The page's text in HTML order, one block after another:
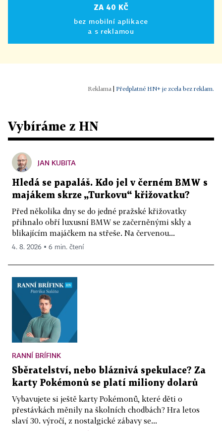
ZA 40 KČ
bez mobilní aplikace
a s reklamou
Předplatné HN+ je zcela bez reklam.
Vybíráme z HN
JAN KUBITA
Hledá se papaláš. Kdo jel v černém BMW s
majákem skrze „Turkovu“ křižovatku?
Před několika dny se do jedné pražské křižovatky
přihnalo obří luxusní BMW se začerněnými skly a
blikajícím majáčkem na střeše. Na červenou...
4. 8. 2026 ▪ 6 min. čtení
RANNÍ BRÍFINK
Sběratelství, nebo bláznivá spekulace? Za
karty Pokémonů se platí miliony dolarů
Vybavujete si ještě karty Pokémonů, které děti o
přestávkách měnily na školních chodbách? Hra letos
slaví 30. výročí, z nostalgické zábavy se...